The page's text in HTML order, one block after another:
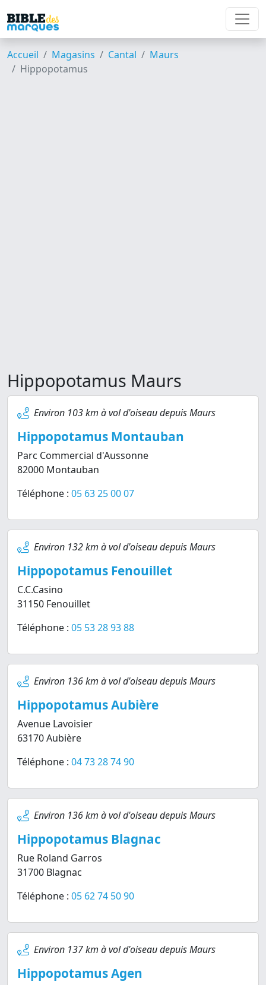
Accueil Magasins Cantal
Maurs
Hippopotamus
Hippopotamus Maurs
Environ 103 km à vol d'oiseau depuis Maurs
Hippopotamus Montauban
Parc Commercial d'Aussonne
82000 Montauban
Téléphone : 05 63 25 00 07
Environ 132 km à vol d'oiseau depuis Maurs
Hippopotamus Fenouillet
C.C.Casino
31150 Fenouillet
Téléphone : 05 53 28 93 88
Environ 136 km à vol d'oiseau depuis Maurs
Hippopotamus Aubière
Avenue Lavoisier
63170 Aubière
Téléphone : 04 73 28 74 90
Environ 136 km à vol d'oiseau depuis Maurs
Hippopotamus Blagnac
Rue Roland Garros
31700 Blagnac
Téléphone : 05 62 74 50 90
Environ 137 km à vol d'oiseau depuis Maurs
Hippopotamus Agen